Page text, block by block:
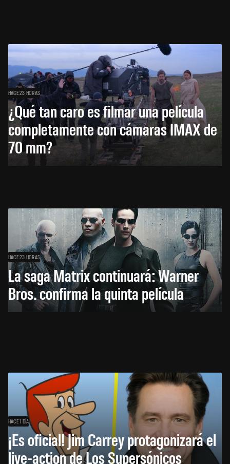
HACE 23 HORAS
¿Qué tan caro es filmar una película
completamente con cámaras IMAX de
70 mm?
HACE 23 HORAS
La saga Matrix continuará: Warner
Bros. confirma la quinta película
HACE 1 DÍA
¡Es oficial! Jim Carrey protagonizará el
live-action de Los Supersónicos